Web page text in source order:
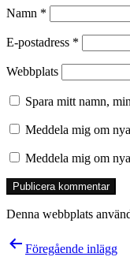
Namn *
E-postadress *
Webbplats
Spara mitt namn,
Meddela mig om
Meddela mig om
Denna webbplats
Föregående inlägg